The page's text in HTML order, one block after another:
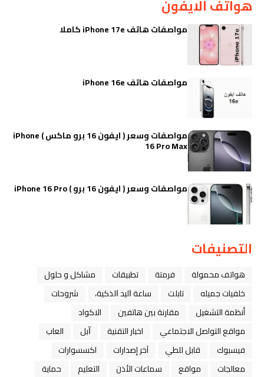
هواتف الايفون
مواصفات هاتف iPhone 17e كاملا
مواصفات هاتف iPhone 16e
مواصفات وسعر ( ايفون 16 برو ماكس ) iPhone
16 Pro Max
مواصفات وسعر ( ايفون 16 برو ) iPhone 16 Pro
التصنيفات
هواتف محمولة فرمتة تطبيقات
مشاكل و حلول
خلفيات جميله
تابلت ﺳﺎﻋﺔ ﺍﻟﻴﺪ ﺍﻟﺬﻛﻴﺔ،
شروحات
أنظمة التشغيل
مقارنة بين هاتفين
الاكواد
مواقع التواصل الاجتماعي
اخبار التقنية ﺁﺑﻞ
العاب
فيسبوك
قابل للطي آخر إصدارات
اكسسوارات
معالجات
مواقع سماعات الأذن التعليم
حماية